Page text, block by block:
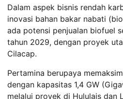
Dalam aspek bisnis rendah
inovasi bahan bakar nabati
ada potensi penjualan biofuel
tahun 2029, dengan proyek
Cilacap.
Pertamina berupaya
dengan kapasitas 1,4 GW
melalui proyek di Hululais dan